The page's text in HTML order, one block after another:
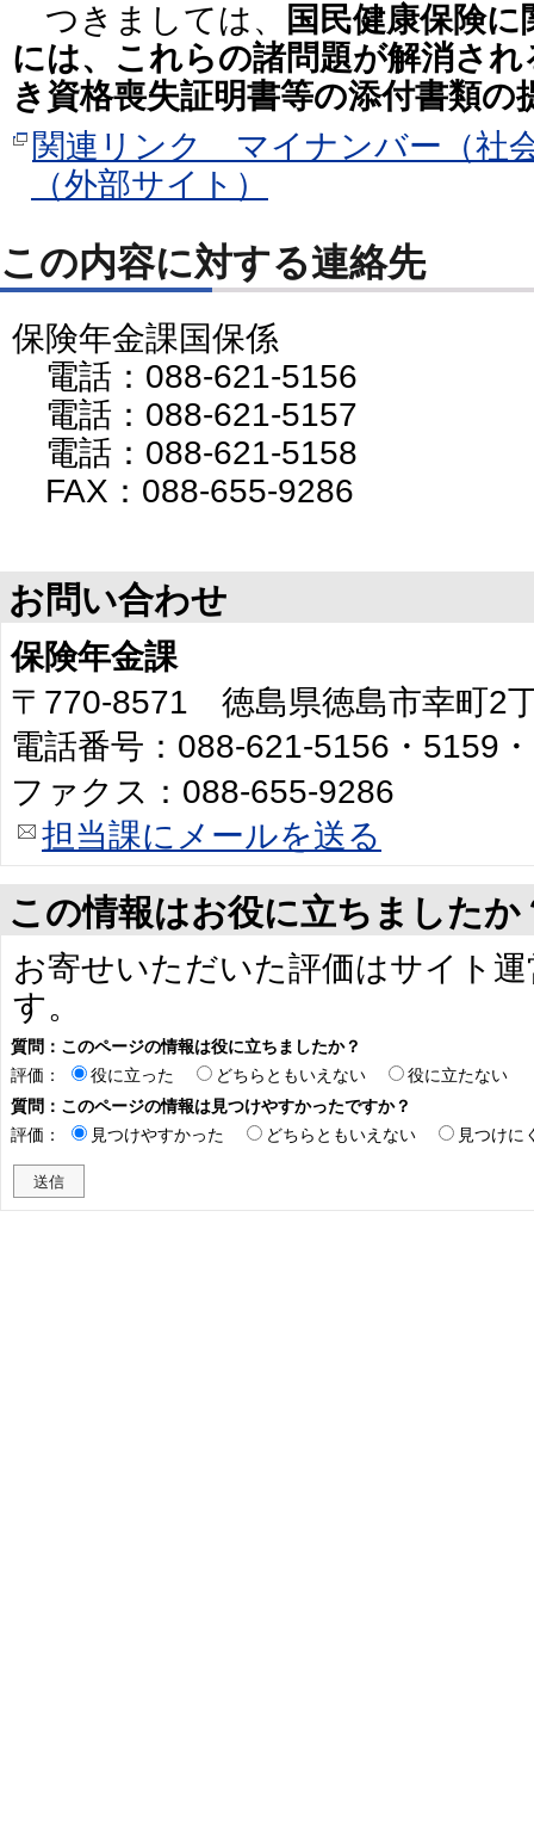
つきましては、
国民健康保険
には、これらの諸問題が解消さ
き資格喪失証明書等の添付書類
関連リンク マイナンバー（社
（外部サイト）
この内容に対する連絡先
保険年金課国保係
電話：088-621-5156
電話：088-621-5157
電話：088-621-5158
FAX：088-655-9286
お問い合わせ
保険年金課
〒770-8571 徳島県徳島市幸町2
電話番号：088-621-5156・5159
ファクス：088-655-9286
担当課にメールを送る
この情報はお役に立ちましたか
お寄せいただいた評価はサイト
す。
質問：このページの情報は役に立ちましたか？
評価：
役に立った どちらともいえない
役に立たない
質問：このページの情報は見つけやすかったですか？
評価：
見つけやすかった どちらともいえない 見つけに